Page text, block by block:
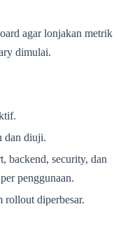
agar lonjakan metrik
dimulai.
dan diuji.
backend, security, dan
penggunaan.
rollout diperbesar.